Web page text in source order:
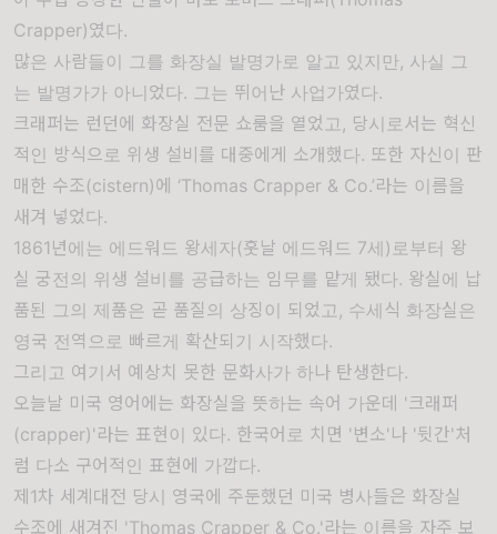
Crapper)였다.
많은 사람들이 그를 화장실 발명가로 알고 있지만, 사실 그
는 발명가가 아니었다. 그는 뛰어난 사업가였다.
크래퍼는 런던에 화장실 전문 쇼룸을 열었고, 당시로서는 혁신
적인 방식으로 위생 설비를 대중에게 소개했다. 또한 자신이 판
매한 수조(cistern)에 ‘Thomas Crapper & Co.’라는 이름을
새겨 넣었다.
1861년에는 에드워드 왕세자(훗날 에드워드 7세)로부터 왕
실 궁전의 위생 설비를 공급하는 임무를 맡게 됐다. 왕실에 납
품된 그의 제품은 곧 품질의 상징이 되었고, 수세식 화장실은
영국 전역으로 빠르게 확산되기 시작했다.
그리고 여기서 예상치 못한 문화사가 하나 탄생한다.
오늘날 미국 영어에는 화장실을 뜻하는 속어 가운데 '크래퍼
(crapper)'라는 표현이 있다. 한국어로 치면 '변소'나 '뒷간'처
럼 다소 구어적인 표현에 가깝다.
제1차 세계대전 당시 영국에 주둔했던 미국 병사들은 화장실
수조에 새겨진 'Thomas Crapper & Co.'라는 이름을 자주 보